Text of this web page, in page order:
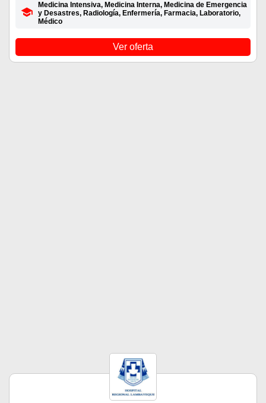
Medicina Intensiva, Medicina Interna, Medicina de Emergencia
y Desastres, Radiología, Enfermería, Farmacia, Laboratorio,
Médico
Ver oferta